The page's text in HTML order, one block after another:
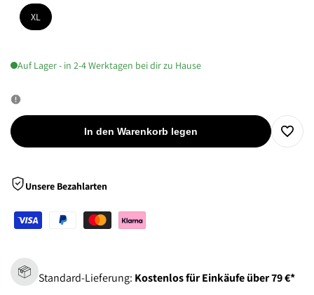
XL
Auf Lager - in 2-4 Werktagen bei dir zu Hause
In den Warenkorb legen
Zur
Unsere Bezahlarten
Standard-Lieferung: Kostenlos für Einkäufe über 79 €*